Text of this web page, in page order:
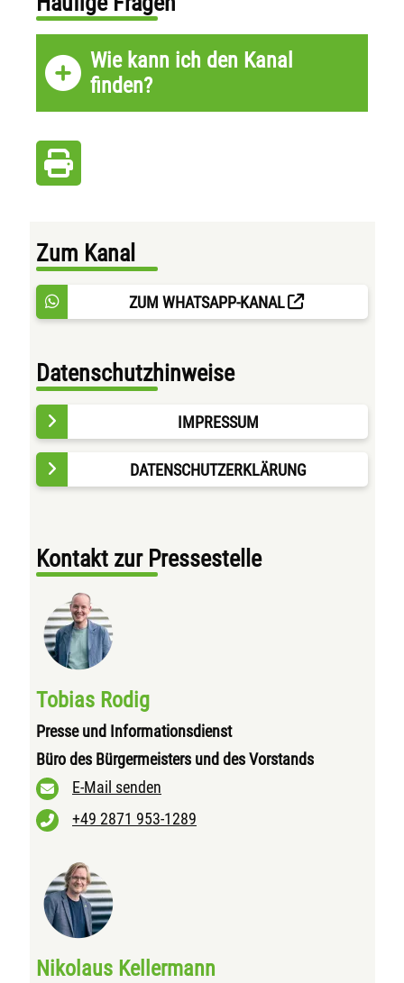
Wie kann ich den Kanal
finden?
Zum Kanal
ZUM WHATSAPP-KANAL
Datenschutzhinweise
IMPRESSUM
DATENSCHUTZERKLÄRUNG
Kontakt zur Pressestelle
Tobias Rodig
Presse und Informationsdienst
Büro des Bürgermeisters und des Vorstands
E-Mail senden
+49 2871 953-1289
Nikolaus Kellermann